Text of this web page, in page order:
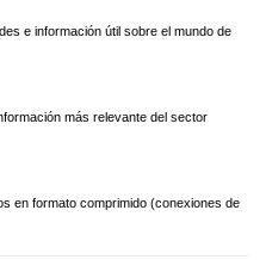
e información útil sobre el mundo de
más relevante del sector
en formato comprimido (conexiones de